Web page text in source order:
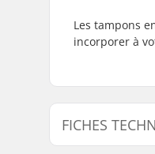
Les tampons
incorporer à
FICHES